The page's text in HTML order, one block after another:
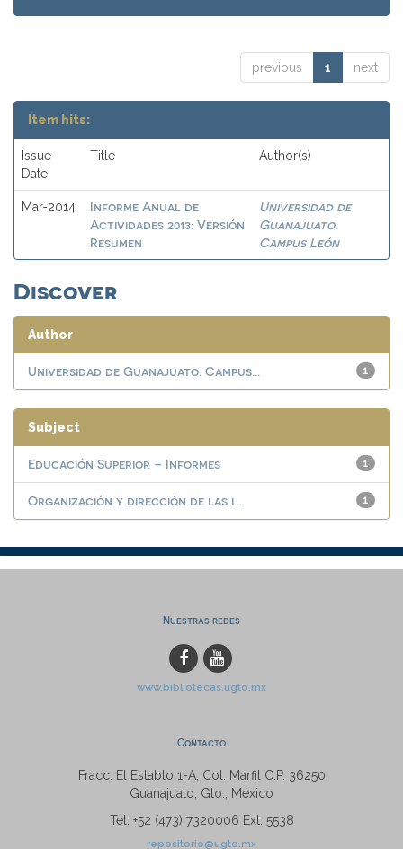
previous 1 next
Item hits:
Issue
Date
Title Author(s)
Mar-2014
Informe Anual de
Actividades 2013: Versión
Resumen
Universidad de
Guanajuato.
Campus León
Discover
Author
1
Universidad de Guanajuato. Campus...
Subject
1
Educación Superior – Informes
1
Organización y dirección de las i...
Nuestras redes
www.bibliotecas.ugto.mx
Contacto
Fracc. El Establo 1-A, Col. Marfil C.P. 36250
Guanajuato, Gto., México
Tel: +52 (473) 7320006 Ext. 5538
repositorio@ugto.mx